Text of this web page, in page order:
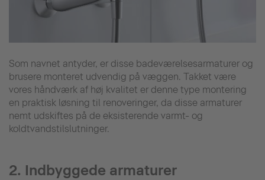
Som navnet antyder, er disse badeværelsesarmaturer og
brusere monteret udvendig på væggen. Takket være
vores håndværk af høj kvalitet er denne type montering
en praktisk løsning til renoveringer, da disse armaturer
nemt udskiftes på de eksisterende varmt- og
koldtvandstilslutninger.
2. Indbyggede armaturer